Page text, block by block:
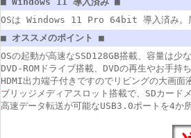
OSは Windows 11 Pro 64bit 導入済み。届
■ オススメのポイント ■
OSの起動が高速なSSD128GB搭載、容量は少
DVD-ROMドライブ搭載、DVDの再生やお手持
HDMI出力端子付きですのでリビングの大画面
ブリッジメディアスロット搭載で、SDカード
高速データ転送が可能なUSB3.0ポートを4か